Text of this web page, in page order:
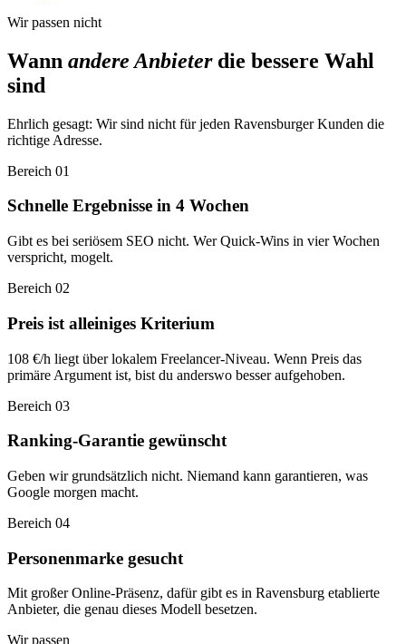
Wir passen nicht
Wann andere Anbieterdie bessere Wahl
sind
Ehrlich gesagt: Wir sind nicht für jeden Ravensburger Kunden die
richtige Adresse.
Bereich 01
Schnelle Ergebnisse in 4 Wochen
Gibt es bei seriösem SEO nicht. Wer Quick-Wins in vier Wochen
verspricht, mogelt.
Bereich 02
Preis ist alleiniges Kriterium
108 €/h liegt über lokalem Freelancer-Niveau. Wenn Preis das
primäre Argument ist, bist du anderswo besser aufgehoben.
Bereich 03
Ranking-Garantie gewünscht
Geben wir grundsätzlich nicht. Niemand kann garantieren, was
Google morgen macht.
Bereich 04
Personenmarke gesucht
Mit großer Online-Präsenz, dafür gibt es in Ravensburg etablierte
Anbieter, die genau dieses Modell besetzen.
Wir passen